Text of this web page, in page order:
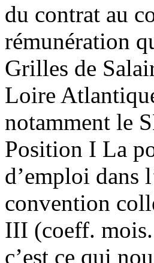
du contrat au
rémunération
Grilles de
Loire
notamment le
Position I La
d’emploi dans
convention
III (coeff.
c’est ce qui